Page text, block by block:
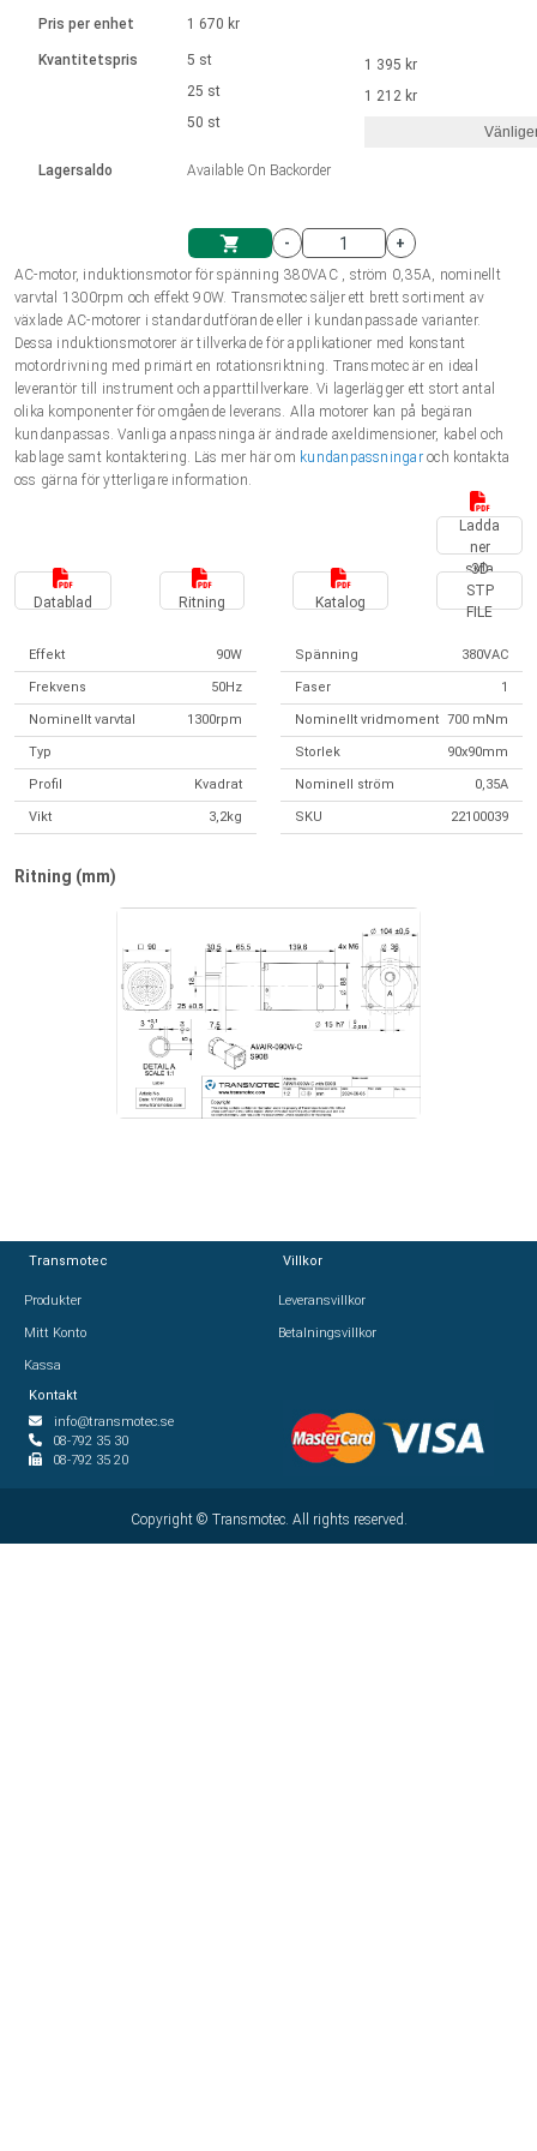
Enhetssystem
Kundkorg
Solenoids
Ø 28-42| 1-1400 rpm | <= 290Ncm
Styrningar borstlösa DC motorer
Styrningar DC motorer
Drivsteg 2-6 A
Synkrona-Asynkrona | för 1-4 ställdon
Synkrona-Asynkrona | för 1-4 ställdon
Français (EUR)
Polski (EUR)
Norsk (NOK)
Suomi (EUR)
Svenska (SEK)
Pris per enhet
Kvantitetspris
Lagersaldo
1 670 kr
5 st
25 st
50 st
Available On Backorder
1 395 kr
1 212 kr
-
+
AC-motor, induktionsmotor för spänning 380VAC , ström 0,35A, nominellt
varvtal 1300rpm och effekt 90W. Transmotec säljer ett brett sortiment av
växlade AC-motorer i standardutförande eller i kundanpassade varianter.
Dessa induktionsmotorer är tillverkade för applikationer med konstant
motordrivning med primärt en rotationsriktning. Transmotec är en ideal
leverantör till instrument och apparttillverkare. Vi lagerlägger ett stort antal
olika komponenter för omgående leverans. Alla motorer kan på begäran
kundanpassas. Vanliga anpassninga är ändrade axeldimensioner, kabel och
kablage samt kontaktering. Läs mer här om kundanpassningaroch kontakta
oss gärna för ytterligare information.
Ladda
ner
sida
Datablad
Ritning Katalog
3D
STP
FILE
Effekt 90W Spänning 380VAC
Frekvens 50Hz Faser 1
Nominellt varvtal 1300rpm Nominellt vridmoment 700 mNm
Typ Storlek 90x90mm
Profil Kvadrat Nominell ström 0,35A
Vikt 3,2kg SKU 22100039
Ritning (mm)
Transmotec
Produkter
Mitt Konto
Kassa
Villkor
Leveransvillkor
Betalningsvillkor
Kontakt
info@transmotec.se
08-792 35 30
08-792 35 20
Copyright © 2026Transmotec. All rights reserved.
Transmotec
Produkter
Mitt Konto
Kassa
Villkor
Leveransvillkor
Betalningsvillkor
Kontakt
info@transmotec.se
08-792 35 30
08-792 35 20
Copyright © Transmotec. All rights reserved.